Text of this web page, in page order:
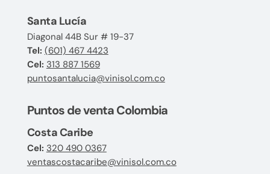
Santa Lucía
Diagonal 44B Sur # 19-37
Tel: (601) 467 4423
Cel: 313 887 1569
puntosantalucia@vinisol.com.co
Puntos de venta Colombia
Costa Caribe
Cel: 320 490 0367
ventascostacaribe@vinisol.com.co